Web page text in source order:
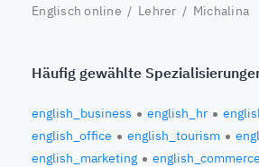
Englisch online / Lehrer / Michalina
Häufig gewählte
english_business english_hr
english_office
english_tourism
english_marketing
english_commerce